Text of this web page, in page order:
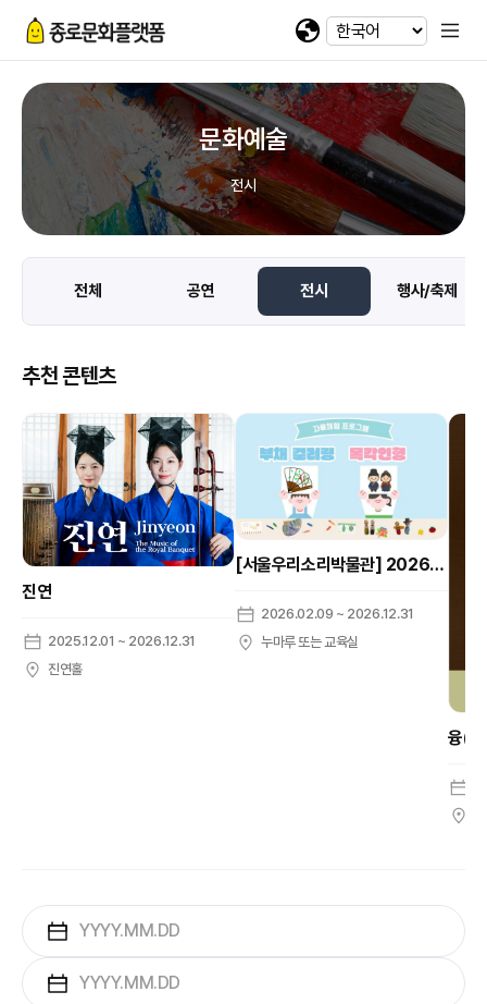
문화예술
전시
전체 공연 전시 행사/축제
추천 콘텐츠
진연
2025.12.01 ~ 2026.12.31
진연홀
[서울우리소리박물관] 2026 자율학습 프로그램 [우리소리 친구들]
2026.02.09 ~ 2026.12.31
누마루 또는 교육실
카카오 로그인
네이버 로그인
일회용 로그인
이메일
@
첨부파일
파일선택
jpg, jpeg, png, pdf 파일만 업로드 가능합니다. (10MB 이하)
첨부파일
공연명 선택
번호 선택
회차정보 발급수량
선택